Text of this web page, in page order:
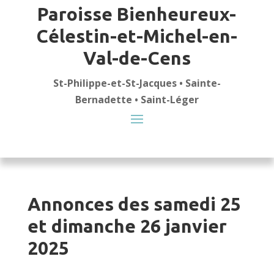
Paroisse Bienheureux-
Célestin-et-Michel-en-
Val-de-Cens
St-Philippe-et-St-Jacques • Sainte-
Bernadette • Saint-Léger
Annonces des samedi 25
et dimanche 26 janvier
2025